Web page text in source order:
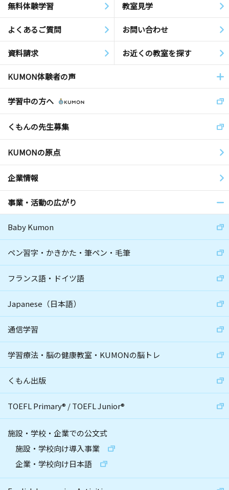
無料体験学習 教室見学
よくあるご質問 お問い合わせ
資料請求 お近くの教室を探す
KUMON体験者の声
学習中の方へ
くもんの先生募集
KUMONの原点
企業情報
事業・活動の広がり
Baby Kumon
ペン習字・かきかた・筆ペン・毛筆
フランス語・ドイツ語
Japanese（日本語）
通信学習
学習療法・脳の健康教室・KUMONの脳トレ
くもん出版
TOEFL Primary® /TOEFL Junior®
施設・学校・企業での公文式
施設・学校向け導入事業
企業・学校向け日本語